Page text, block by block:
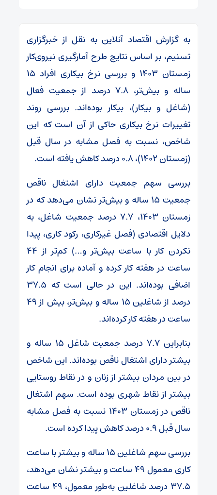
به گزارش اقتصاد آنلاین به نقل از خبرگزاری
تسنیم، بر اساس نتایج طرح آمارگیری نیروی‌کار
زمستان ۱۴۰۳ و بررسی نرخ بیکاری افراد ۱۵
ساله و بیش‌تر، ۷.۸ درصد از جمعیت فعال
(شاغل و بیکار)، بیکار بوده‌اند. بررسی روند
تغییرات نرخ بیکاری حاکی از آن است که این
شاخص، نسبت به فصل مشابه در سال قبل
(زمستان ۱۴۰۲)، ۰.۸ درصد کاهش یافته است.
بررسی سهم جمعیت دارای اشتغال ناقص
جمعیت ۱۵ ساله و بیش‌تر نشان می‌دهد که در
زمستان ۱۴۰۳، ۷.۷ درصد جمعیت شاغل،‌ به
دلایل اقتصادی (فصل غیرکاری، رکود کاری، پیدا
نکردن کار با ساعت بیش‌تر و…) کم‌تر از ۴۴
ساعت در هفته کار کرده و آماده برای انجام کار
اضافی بوده‌اند. این در حالی است که ۳۷.۵
درصد از شاغلین ۱۵ ساله و بیش‌تر، بیش از ۴۹
ساعت در هفته کار کرده‌اند.
بنابراین ۷.۷ درصد جمعیت شاغل ۱۵ ساله و
بیشتر دارای اشتغال ناقص بوده‌اند. این شاخص
در بین مردان بیشتر از زنان و در نقاط روستایی
بیشتر از نقاط شهری بوده است. سهم اشتغال
ناقص در زمستان ۱۴۰۳ نسبت به فصل مشابه
سال قبل ۰.۹ درصد کاهش پیدا کرده است.
بررسی سهم شاغلین ۱۵ ساله و بیشتر با ساعت
کاری معمول ۴۹ ساعت و بیشتر نشان می‌دهد،
۳۷.۵ درصد شاغلین به‌طور معمول، ۴۹ ساعت